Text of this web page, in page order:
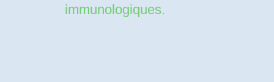
immunologiques.